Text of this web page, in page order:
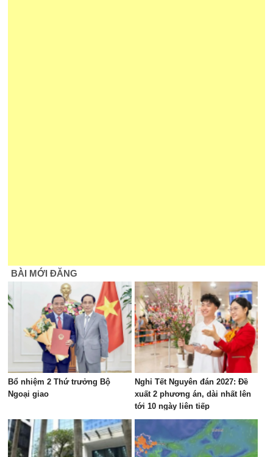
BÀI MỚI ĐĂNG
Bổ nhiệm 2 Thứ trưởng Bộ
Ngoại giao
Nghỉ Tết Nguyên đán 2027: Đề
xuất 2 phương án, dài nhất lên
tới 10 ngày liên tiếp